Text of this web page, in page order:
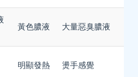
黃色膿液 大量惡臭膿液
明顯發熱 燙手感覺